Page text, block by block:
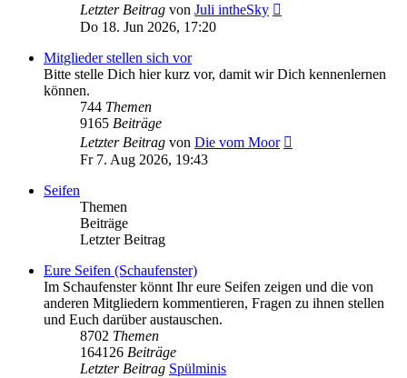
Letzter Beitrag von Juli intheSky
Do 18. Jun 2026, 17:20
Mitglieder stellen sich vor
Bitte stelle Dich hier kurz vor, damit wir Dich kennenlernen
können.
744 Themen
9165 Beiträge
Letzter Beitrag von Die vom Moor
Fr 7. Aug 2026, 19:43
Seifen
Themen
Beiträge
Letzter Beitrag
Eure Seifen (Schaufenster)
Im Schaufenster könnt Ihr eure Seifen zeigen und die von
anderen Mitgliedern kommentieren, Fragen zu ihnen stellen
und Euch darüber austauschen.
8702 Themen
164126 Beiträge
Letzter Beitrag Spülminis